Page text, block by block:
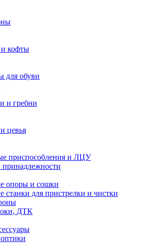
и кофты
для обуви
и гребни
цевья
приспособления и ЛЦУ
принадлежности
опоры и сошки
станки для пристрелки и чистки
ДТК